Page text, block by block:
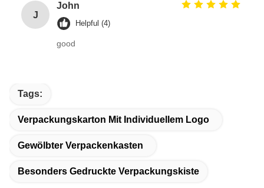
J
John
Helpful (4)
good
Tags:
Verpackungskarton Mit Individuellem Logo
Gewölbter Verpackenkasten
Besonders Gedruckte Verpackungskiste